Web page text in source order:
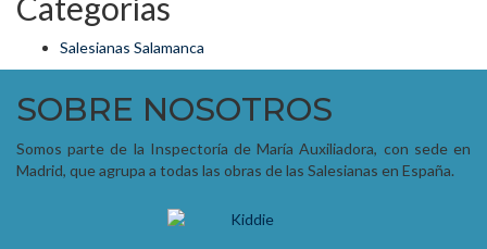
Salesianas Salamanca
SOBRE NOSOTROS
Somos parte de la Inspectoría de María Auxiliadora, con sede en
Madrid, que agrupa a todas las obras de las Salesianas en España.